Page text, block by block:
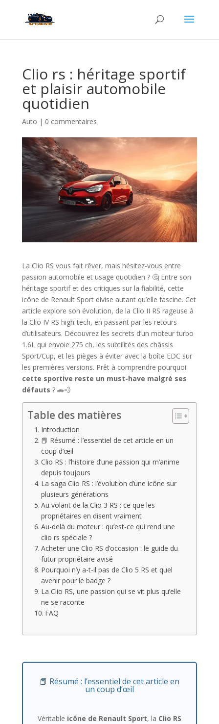
Clio rs : héritage sportif
et plaisir automobile
quotidien
Auto | 0 commentaires
La Clio RS vous fait rêver, mais hésitez-vous entre
passion automobile et usage quotidien ? 🤔 Entre son
héritage sportif et des critiques sur la fiabilité, cette
icône de Renault Sport divise autant qu’elle fascine. Cet
article explore son évolution, de la Clio II RS rageuse à
la Clio IV RS high-tech, en passant par les retours
d’utilisateurs. Découvrez les secrets d’un moteur turbo
1.6L qui envoie 275 ch, les subtilités des châssis
Sport/Cup, et les pièges à éviter avec la boîte EDC sur
les premières versions. Prêt à comprendre pourquoi
cette sportive reste un must-have malgré ses
défauts ? 🚗💨
Table des matières
Introduction
📕 Résumé : l’essentiel de cet article en un
coup d’œil
Clio RS : l’histoire d’une passion qui m’anime
depuis toujours
La saga Clio RS : l’évolution d’une icône sur
plusieurs générations
Au volant de la Clio 3 RS : ce que les
propriétaires en disent vraiment
Au-delà du moteur : qu’est-ce qui rend une
clio rs spéciale ?
Acheter une Clio RS d’occasion : le guide du
futur propriétaire avisé
Pourquoi n’y a-t-il pas de Clio 5 RS et quel
avenir pour le badge ?
La Clio RS, une passion qui se vit plus qu’elle
ne se raconte
FAQ
📕 Résumé : l’essentiel de cet article en
un coup d’œil
Véritable icône de Renault Sport, la Clio RS